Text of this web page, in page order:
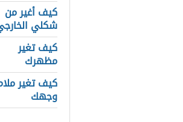
كيف أغير من
شكلي
كيف تغير
مظهرك
كيف تغير
وجهك